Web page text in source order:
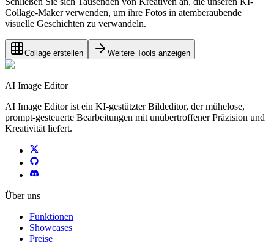
Collage-Maker verwenden, um ihre Fotos in atemberaubende
visuelle Geschichten zu verwandeln.
Collage erstellen Weitere Tools anzeigen
AI Image Editor
AI Image Editor ist ein KI-gestützter Bildeditor, der mühelose,
prompt-gesteuerte Bearbeitungen mit unübertroffener Präzision und
Kreativität liefert.
Über uns
Funktionen
Showcases
Preise